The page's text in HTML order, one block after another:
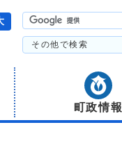
その他で検索
町政情報